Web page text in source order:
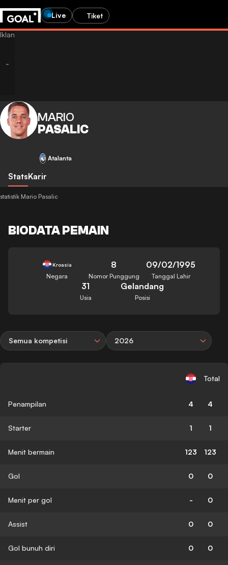
Live Tiket
MARIO
PASALIC
Atalanta
StatsKarir
statistik Mario Pasalic
BIODATA PEMAIN
Kroasia
Negara
8
Nomor Punggung
09/02/1995
Tanggal Lahir
31
Usia
Gelandang
Posisi
Semua kompetisi 2026
Total
Penampilan 4 4
Starter 1 1
Menit bermain 123 123
Gol 0 0
Menit per gol - 0
Assist 0 0
Gol bunuh diri 0 0